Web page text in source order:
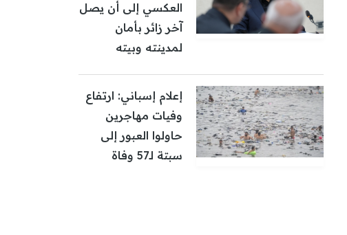
العكسي إلى أن يصل
آخر زائر بأمان
لمدينته وبيته
إعلام إسباني: ارتفاع
وفيات مهاجرين
حاولوا العبور إلى
سبتة لـ57 وفاة